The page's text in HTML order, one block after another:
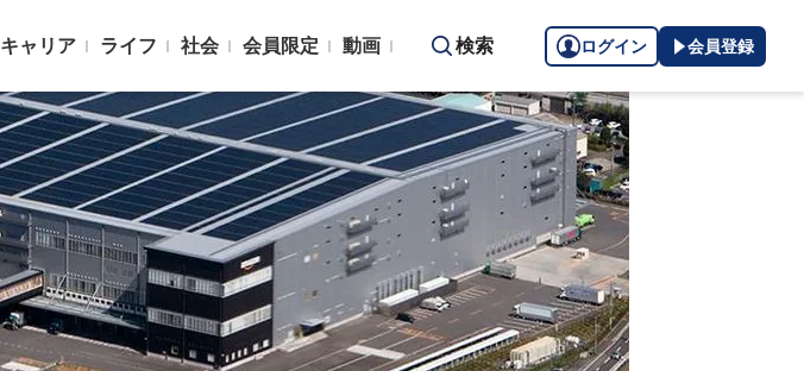
キャリア ライフ 社会 会員限定 動画 検索 ログイン 会員登録